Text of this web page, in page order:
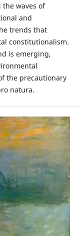
waves of
and
trends that
constitutionalism.
is emerging,
the precautionary
natura.